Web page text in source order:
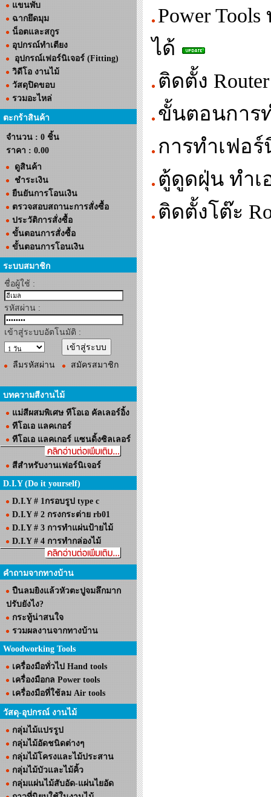
แขนพับ
ฉากยึดมุม
น็อตและสกูร
อุปกรณ์ทำเตียง
อุปกรณ์เฟอร์นิเจอร์ (Fitting)
วิดีโอ งานไม้
วัสดุปิดขอบ
รวมอะไหล่
ตะกร้าสินค้า
จำนวน : 0 ชิ้น
ราคา : 0.00
ดูสินค้า
ชำระเงิน
ยืนยันการโอนเงิน
ตรวจสอบสถานะการสั่งซื้อ
ประวัติการสั่งซื้อ
ขั้นตอนการสั่งซื้อ
ขั้นตอนการโอนเงิน
ระบบสมาชิก
ชื่อผู้ใช้ :
รหัสผ่าน :
เข้าสู่ระบบอัตโนมัติ :
ลืมรหัสผ่าน สมัครสมาชิก
บทความสีงานไม้
แม่สีผสมพิเศษ ทีโอเอ คัลเลอร์อิ้ง
ทีโอเอ แลคเกอร์
ทีโอเอ แลคเกอร์ แซนดิ้งซิลเลอร์
สีสำหรับงานเฟอร์นิเจอร์
D.I.Y (Do it yourself)
D.I.Y # 1กรอบรูป type c
D.I.Y # 2 กรงกระต่าย rb01
D.I.Y # 3 การทำแผ่นป้ายไม้
D.I.Y # 4 การทำกล่องไม้
คำถามจากทางบ้าน
ปืนลมยิงแล้วหัวตะปูจมลึกมาก
ปรับยังไง?
กระทู้น่าสนใจ
รวมผลงานจากทางบ้าน
Woodworking Tools
เครื่องมือทั่วไป Hand tools
เครื่องมือกล Power tools
เครื่องมือที่ใช้ลม Air tools
วัสดุ-อุปกรณ์ งานไม้
กลุ่มไม้แปรรูป
กลุ่มไม้อัดชนิดต่างๆ
กลุ่มไม้โครงและไม้ประสาน
กลุ่มไม้บัวและไม้คิ้ว
กลุ่มแผ่นไม้สับอัด-แผ่นไยอัด
Power
ได้
ติดตั้ง
ขั้นตอนการ
การทำเฟอร์
ตู้ดูดฝุ่น ทำเ
ติดตั้งโต๊ะ